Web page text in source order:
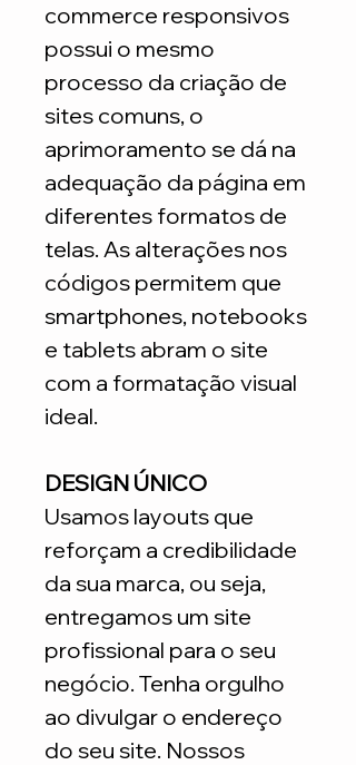
commerce responsivos
possui o mesmo
processo da criação de
sites comuns, o
aprimoramento se dá na
adequação da página em
diferentes formatos de
telas. As alterações nos
códigos permitem que
smartphones, notebooks
e tablets abram o site
com a formatação visual
ideal.
DESIGN ÚNICO
Usamos layouts que
reforçam a credibilidade
da sua marca, ou seja,
entregamos um site
profissional para o seu
negócio. Tenha orgulho
ao divulgar o endereço
do seu site. Nossos